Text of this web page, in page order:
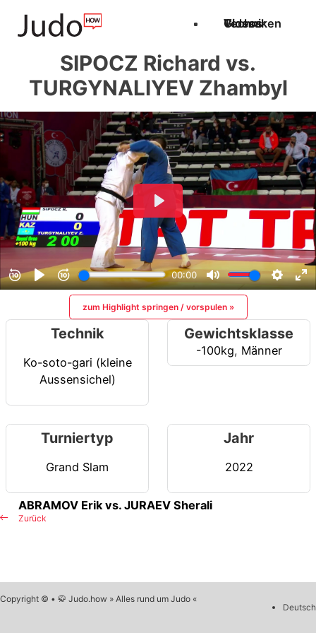
Techniken
Videos
Glossar
SIPOCZ Richard vs.
TURGYNALIYEV Zhambyl
zum Highlight springen / vorspulen »
Technik
Ko-soto-gari (kleine
Aussensichel)
Gewichtsklasse
-100kg, Männer
Turniertyp
Grand Slam
Jahr
2022
Zurück
ABRAMOV Erik vs. JURAEV Sherali
Copyright © • 🥋 Judo.how » Alles rund um Judo «
Deutsch